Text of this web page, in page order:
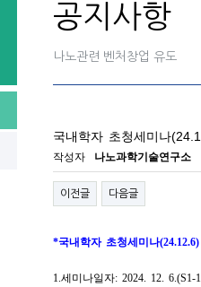
공지사항
나노관련 벤처창업 유도
국내학자 초청세미나
작성자 나노과학기술연구소
이전글 다음글
*국내학자 초청세미나
1.세미나일자: 2024. 12. 6.(S1-1